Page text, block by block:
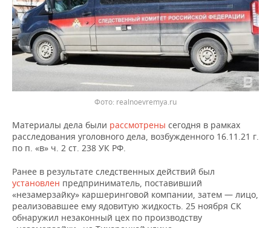
Фото: realnoevremya.ru
Материалы дела были рассмотрены сегодня в рамках
расследования уголовного дела, возбужденного 16.11.21 г.
по п. «в» ч. 2 ст. 238 УК РФ.
Ранее в результате следственных действий был
установлен предприниматель, поставивший
«незамерзайку» каршеринговой компании, затем — лицо,
реализовавшее ему ядовитую жидкость. 25 ноября СК
обнаружил незаконный цех по производству